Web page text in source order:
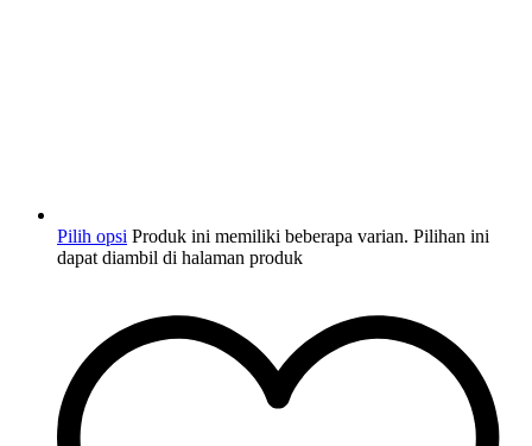
Pilih opsi Produk ini memiliki beberapa varian. Pilihan ini
dapat diambil di halaman produk